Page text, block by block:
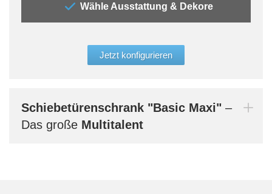
Wähle Ausstattung & Dekore
Jetzt konfigurieren
Schiebetürenschrank "Basic Maxi" –
Das große Multitalent